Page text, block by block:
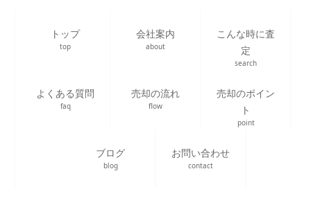
トップ
top
会社案内
about
こんな時に査
定
search
よくある質問
faq
売却の流れ
flow
売却のポイン
ト
point
ブログ
blog
お問い合わせ
contact